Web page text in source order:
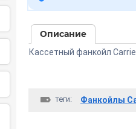
Описание
Кассетный фанкойл
теги: Фанкойлы